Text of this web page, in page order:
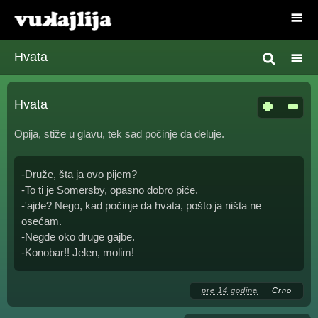
Hvata
Hvata
Opija, stiže u glavu, tek sad počinje da deluje.
-Druže, šta ja ovo pijem?
-To ti je Somersby, opasno dobro piće.
-'ajde? Nego, kad počinje da hvata, pošto ja ništa ne
osećam.
-Negde oko druge gajbe.
-Konobar!! Jelen, molim!
pre 14 godina Crno